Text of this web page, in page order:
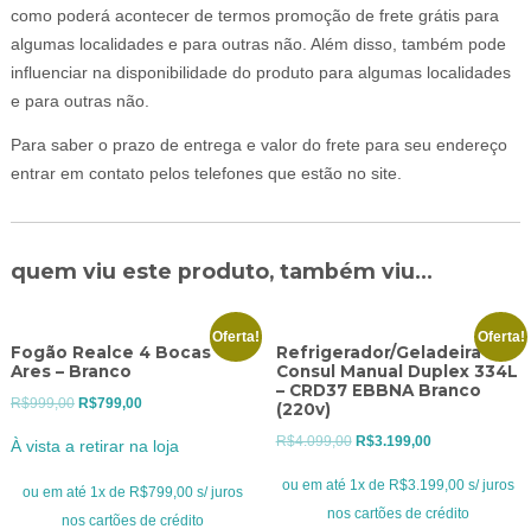
como poderá acontecer de termos promoção de frete grátis para
algumas localidades e para outras não. Além disso, também pode
influenciar na disponibilidade do produto para algumas localidades
e para outras não.
Para saber o prazo de entrega e valor do frete para seu endereço
entrar em contato pelos telefones que estão no site.
quem viu este produto, também viu...
Oferta!
Fogão Realce 4 Bocas
Ares – Branco
R$999,00 O
era:
R$999,00.
R$799,00O
atual
é:
R$799,00.
À vista a retirar na loja
ou em até 1x de R$799,00 s/ juros
nos cartões de crédito
Oferta!
Refrigerador/Geladeira
Consul Manual Duplex 334L
– CRD37 EBBNA Branco
(220v)
R$4.099,00 O
R$3.199,00O
atual
ou em até 1x de R$3.199,00 s/ juros
nos cartões de crédito